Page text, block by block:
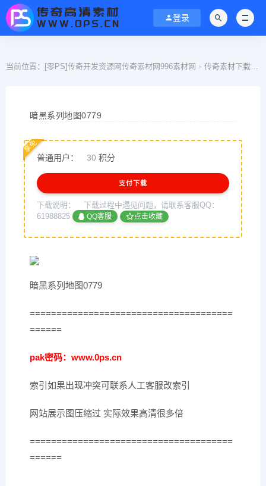
登录
当前位置： [零PS]传奇开发资源网传奇素材网996素材网 > 传奇素材下载
暗黑系列地图0779
普通用户： 30 积分
享免
支付下载
下载说明：
下载过程中遇见问题，请联系客服QQ：
61988825
QQ客服 点击收藏
暗黑系列地图0779
======================================
======
pak密码：www.0ps.cn
索引如果出现冲突可联系人工客服改索引
网站展示图压缩过 实际效果高清很多倍
======================================
======